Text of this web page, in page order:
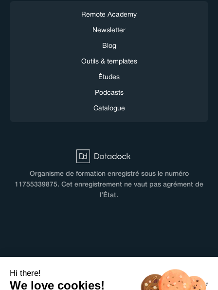
Remote Academy
Newsletter
Blog
Outils & templates
Études
Podcasts
Catalogue
Organisme de formation enregistré sous le numéro
11755339875. Cet enregistrement ne vaut pas agrément de
l’État.
Hi there!
We love cookies!